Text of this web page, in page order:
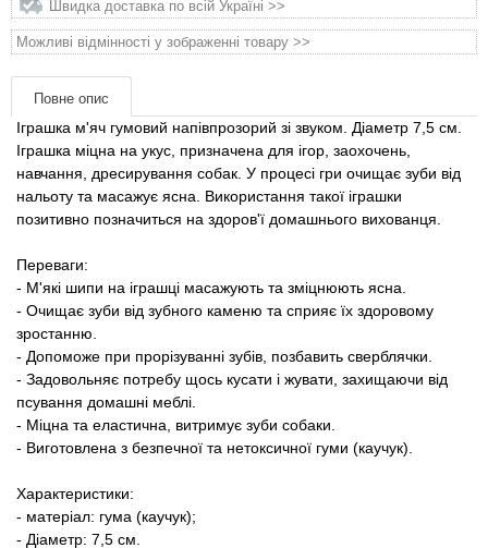
Швидка доставка по всій Україні >>
Можливі відмінності у зображенні товару >>
Повне опис
Іграшка м'яч гумовий напівпрозорий зі звуком. Діаметр 7,5 см.
Іграшка міцна на укус, призначена для ігор, заохочень,
навчання, дресирування собак. У процесі гри очищає зуби від
нальоту та масажує ясна. Використання такої іграшки
позитивно позначиться на здоров'ї домашнього вихованця.
Переваги:
​​- М'які шипи на іграшці масажують та зміцнюють ясна.
- Очищає зуби від зубного каменю та сприяє їх здоровому
зростанню.
- Допоможе при прорізуванні зубів, позбавить сверблячки.
- Задовольняє потребу щось кусати і жувати, захищаючи від
псування домашні меблі.
- Міцна та еластична, витримує зуби собаки.
- Виготовлена ​​з безпечної та нетоксичної гуми (каучук).
Характеристики:
- матеріал: гума (каучук);
- Діаметр: 7,5 см.
Товари для голубів
Товари для гризунів
Товари для коней
Товари для людей
Хозряд - господарчі товари оптом
Популярні зоотоварі
Архів / Знято з виробництва